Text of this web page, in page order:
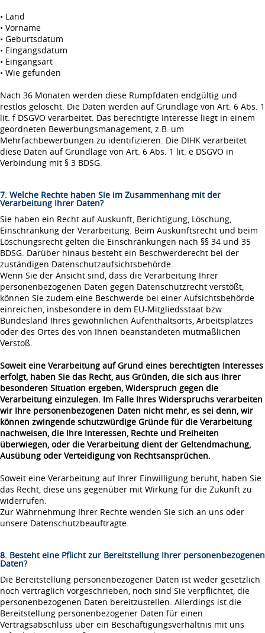
• Land
• Vorname
• Geburtsdatum
• Eingangsdatum
• Eingangsart
• Wie gefunden
Nach 36 Monaten werden diese Rumpfdaten endgültig und
restlos gelöscht. Die Daten werden auf Grundlage von Art. 6 Abs. 1
lit. f DSGVO verarbeitet. Das berechtigte Interesse liegt in einem
geordneten Bewerbungsmanagement, z.B. um
Mehrfachbewerbungen zu identifizieren. Die DIHK verarbeitet
diese Daten auf Grundlage von Art. 6 Abs. 1 lit. e DSGVO in
Verbindung mit § 3 BDSG.
7. Welche Rechte haben Sie im Zusammenhang mit der
Verarbeitung Ihrer Daten?
Sie haben ein Recht auf Auskunft, Berichtigung, Löschung,
Einschränkung der Verarbeitung. Beim Auskunftsrecht und beim
Löschungsrecht gelten die Einschränkungen nach §§ 34 und 35
BDSG. Darüber hinaus besteht ein Beschwerderecht bei der
zuständigen Datenschutzaufsichtsbehörde.
Wenn Sie der Ansicht sind, dass die Verarbeitung Ihrer
personenbezogenen Daten gegen Datenschutzrecht verstößt,
können Sie zudem eine Beschwerde bei einer Aufsichtsbehörde
einreichen, insbesondere in dem EU-Mitgliedsstaat bzw.
Bundesland Ihres gewöhnlichen Aufenthaltsorts, Arbeitsplatzes
oder des Ortes des von Ihnen beanstandeten mutmaßlichen
Verstoß.
Soweit eine Verarbeitung auf Grund eines berechtigten Interesses
erfolgt, haben Sie das Recht, aus Gründen, die sich aus ihrer
besonderen Situation ergeben, Widerspruch gegen die
Verarbeitung einzulegen. Im Falle Ihres Widerspruchs verarbeiten
wir Ihre personenbezogenen Daten nicht mehr, es sei denn, wir
können zwingende schutzwürdige Gründe für die Verarbeitung
nachweisen, die Ihre Interessen, Rechte und Freiheiten
überwiegen, oder die Verarbeitung dient der Geltendmachung,
Ausübung oder Verteidigung von Rechtsansprüchen.
Soweit eine Verarbeitung auf Ihrer Einwilligung beruht, haben Sie
das Recht, diese uns gegenüber mit Wirkung für die Zukunft zu
widerrufen.
Zur Wahrnehmung Ihrer Rechte wenden Sie sich an uns oder
unsere Datenschutzbeauftragte.
8. Besteht eine Pflicht zur Bereitstellung Ihrer personenbezogenen
Daten?
Die Bereitstellung personenbezogener Daten ist weder gesetzlich
noch vertraglich vorgeschrieben, noch sind Sie verpflichtet, die
personenbezogenen Daten bereitzustellen. Allerdings ist die
Bereitstellung personenbezogener Daten für einen
Vertragsabschluss über ein Beschäftigungsverhältnis mit uns